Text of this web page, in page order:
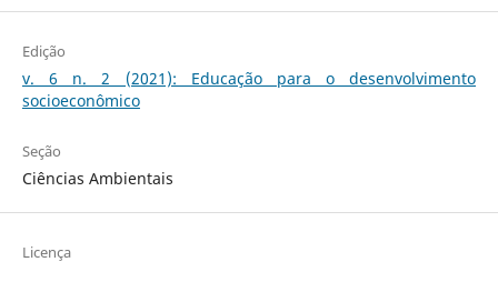
Edição
v. 6 n. 2 (2021): Educação para o desenvolvimento
socioeconômico
Seção
Ciências Ambientais
Licença